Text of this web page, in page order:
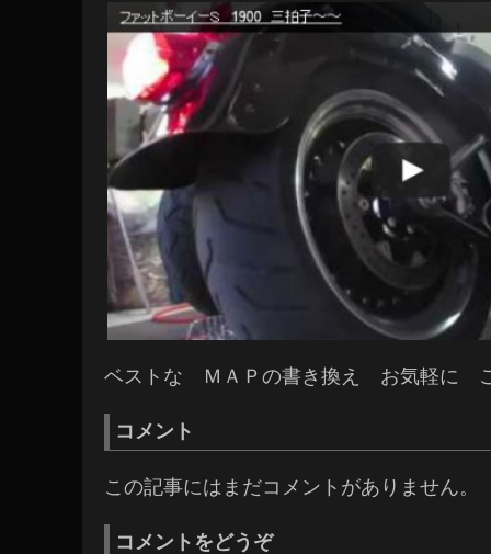
ベストな ＭＡＰの書き換え お気軽に
コメント
この記事にはまだコメントがありません。
コメントをどうぞ